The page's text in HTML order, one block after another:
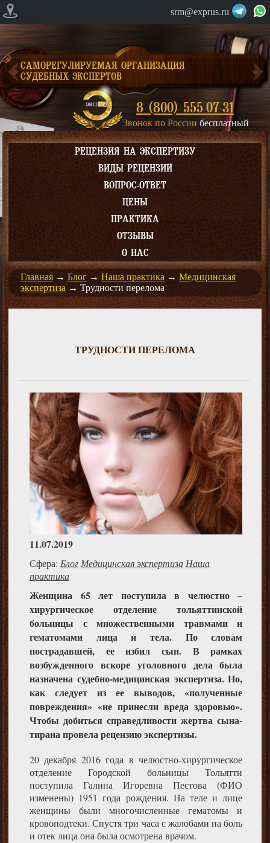
srm@exprus.ru
САМОРЕГУЛИРУЕМАЯ ОРГАНИЗАЦИЯ
СУДЕБНЫХ ЭКСПЕРТОВ
8 (800) 555-07-31
Звонок по России бесплатный
РЕЦЕНЗИЯ НА ЭКСПЕРТИЗУ
ВИДЫ РЕЦЕНЗИЙ
ВОПРОС-ОТВЕТ
ЦЕНЫ
ПРАКТИКА
ОТЗЫВЫ
О НАС
Главная → Блог → Наша практика → Медицинская
экспертиза → Трудности перелома
ТРУДНОСТИ ПЕРЕЛОМА
11.07.2019
Сфера: БлогМедицинская экспертизаНаша
практика
Женщина 65 лет поступила в челюстно –
хирургическое отделение тольяттинской
больницы с множественными травмами и
гематомами лица и тела. По словам
пострадавшей, ее избил сын. В рамках
возбужденного вскоре уголовного дела была
назначена судебно-медицинская экспертиза. Но,
как следует из ее выводов, «полученные
повреждения» «не принесли вреда здоровью».
Чтобы добиться справедливости жертва сына-
тирана провела рецензию экспертизы.
20 декабря 2016 года в челюстно-хирургическое
отделение Городской больницы Тольятти
поступила Галина Игоревна Пестова (ФИО
изменены) 1951 года рождения. На теле и лице
женщины были многочисленные гематомы и
кровоподтеки. Спустя три часа с жалобами на боль
и отек лица она была осмотрена врачом.